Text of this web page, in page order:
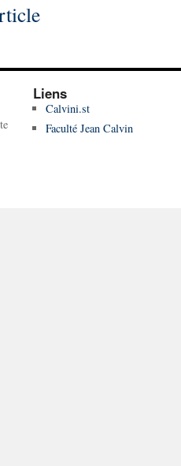
Liens
Calvini.st
Faculté Jean Calvin